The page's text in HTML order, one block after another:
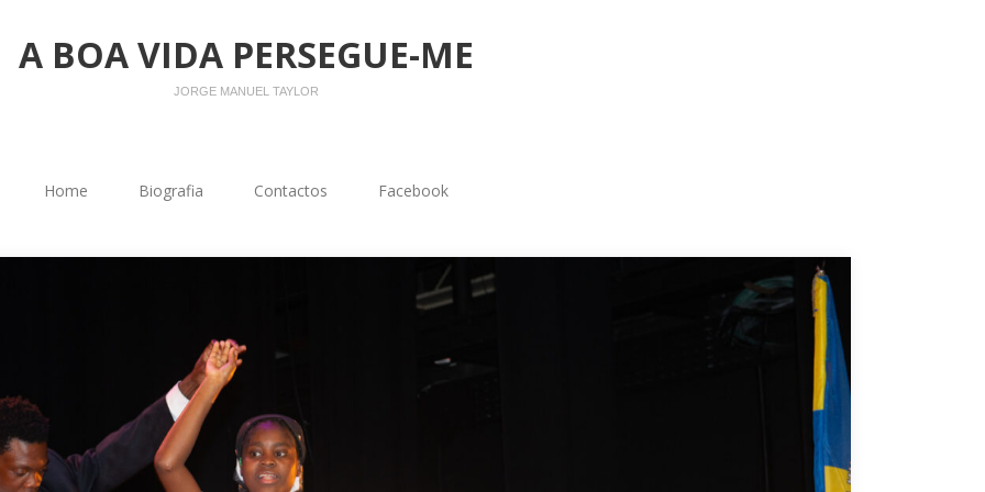
A BOA VIDA PERSEGUE-ME
JORGE MANUEL TAYLOR
Home Biografia Contactos Facebook